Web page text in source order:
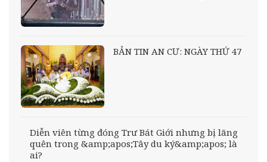
BẢN TIN AN CƯ: NGÀY THỨ 47
Diễn viên từng đóng Trư Bát Giới nhưng bị lãng
quên trong &amp;apos;Tây du ký&amp;apos; là
ai?